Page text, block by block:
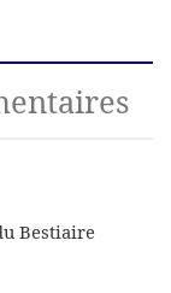
Bestiaire